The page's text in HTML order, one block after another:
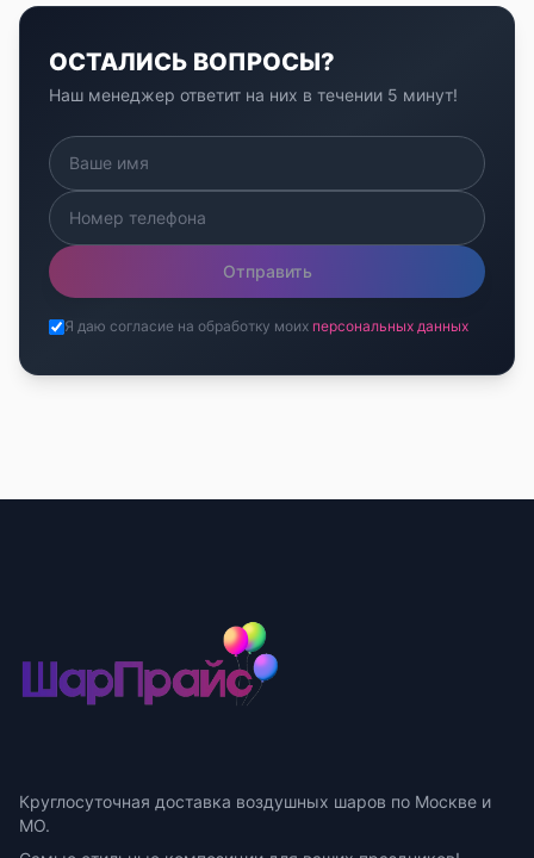
ОСТАЛИСЬ ВОПРОСЫ?
Наш менеджер ответит на них в течении 5 минут!
Отправить
Я даю согласие на обработку моих персональных данных
Круглосуточная доставка воздушных шаров по Москве и
МО.